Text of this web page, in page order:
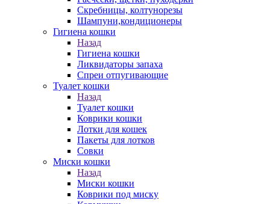
Скребницы, колтунорезы
Шампуни,кондиционеры
Гигиена кошки
Назад
Гигиена кошки
Ликвидаторы запаха
Спреи отпугивающие
Туалет кошки
Назад
Туалет кошки
Коврики кошки
Лотки для кошек
Пакеты для лотков
Совки
Миски кошки
Назад
Миски кошки
Коврики под миску